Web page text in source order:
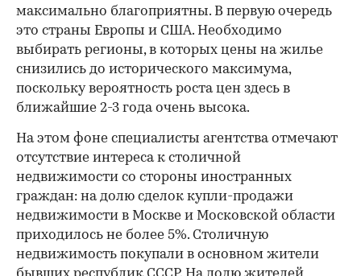
максимально благоприятны. В первую очередь
это страны Европы и США. Необходимо
выбирать регионы, в которых цены на жилье
снизились до исторического максимума,
поскольку вероятность роста цен здесь в
ближайшие 2-3 года очень высока.
На этом фоне специалисты агентства отмечают
отсутствие интереса к столичной
недвижимости со стороны иностранных
граждан: на долю сделок купли-продажи
недвижимости в Москве и Московской области
приходилось не более 5%. Столичную
недвижимость покупали в основном жители